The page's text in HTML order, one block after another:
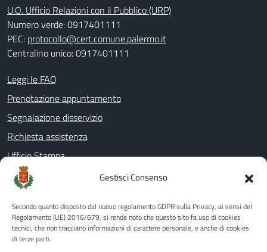
Gestisci Consenso
Secondo quanto disposto dal nuovo regolamento GDPR sulla Privacy, ai sensi del
Regolamento (UE) 2016/679, si rende noto che questo sito fa uso di cookies
tecnici, che non tracciano informazioni di carattere personale, e anche di cookies
di terze parti.
U.O. Ufficio Relazioni con il Pubblico (URP)
Numero verde: 0917401111
PEC: protocollo@cert.comune.palermo.it
Centralino unico: 0917401111
Leggi le FAQ
Prenotazione appuntamento
Segnalazione disservizio
Richiesta assistenza
Ufficio Stampa
Amministrazione Trasparente
Albo pretorio
Informativa privacy
Note legali